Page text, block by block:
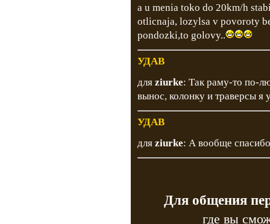
a u menia toko do 20km/h
otlicnaja, lozylsa v povoroty
pondozki,to golovy..
УДАВ
для ziurke: Так раму-то по-
вынос, колонку и траверсы я
УДАВ
для ziurke: А вообще
Для общения
где вы